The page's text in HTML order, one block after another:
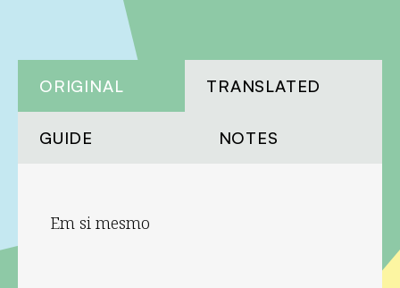
ORIGINAL TRANSLATED
GUIDE NOTES
Em si mesmo